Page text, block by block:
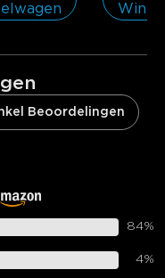
Beoordelingen
84%
4%